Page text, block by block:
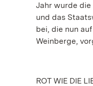
Jahr wurde
und das
bei, die nun
Weinberge,
ROT WIE DIE